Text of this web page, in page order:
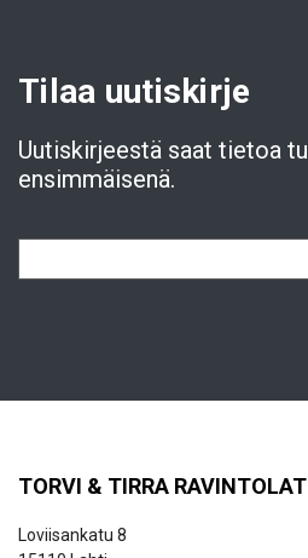
Tilaa uutiskirje
Uutiskirjeestä saat tietoa
ensimmäisenä.
TORVI & TIRRA RAVINTOLAT
Loviisankatu 8